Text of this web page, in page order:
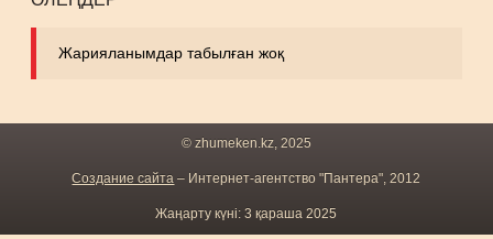
Жарияланымдар табылған жоқ
© zhumeken.kz, 2025
Создание сайта – Интернет-агентство "Пантера", 2012
Жаңарту күні: 3 қараша 2025